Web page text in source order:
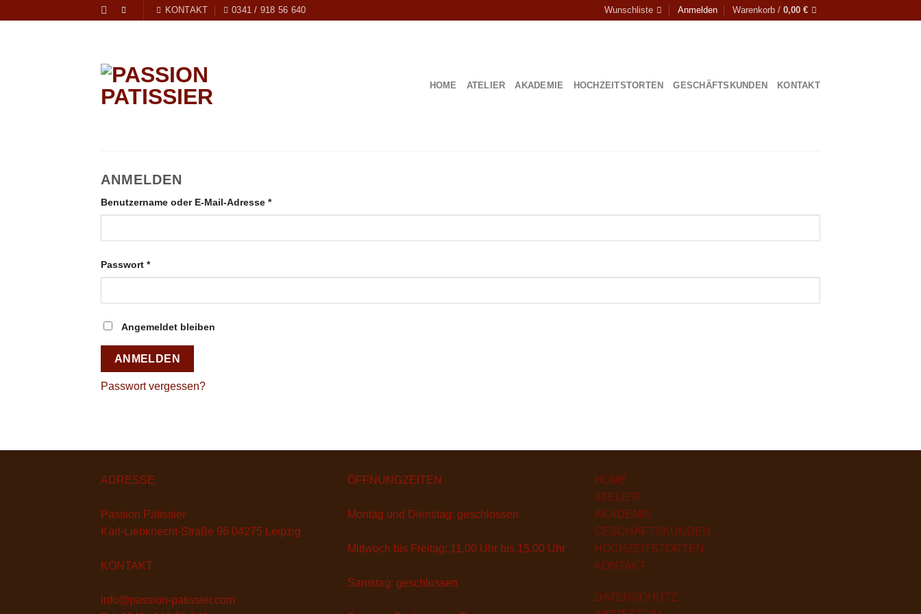
KONTAKT 0341 / 918 56 640 Wunschliste Anmelden Warenkorb /0,00€
HOME ATELIER AKADEMIE HOCHZEITSTORTEN GESCHÄFTSKUNDEN KONTAKT
ANMELDEN
Benutzername oder E-Mail-Adresse *Erforderlich
Passwort *Erforderlich
Angemeldet bleiben
ANMELDEN
Passwort vergessen?
ADRESSE
Passion Patissier
Karl-Liebknecht-Straße 96 04275 Leipzig
KONTAKT
info@passion-patissier.com
ÖFFNUNGZEITEN
Montag und Dienstag: geschlossen
Mittwoch bis Freitag: 11.00 Uhr bis 15.00 Uhr
Samstag: geschlossen
HOME
ATELIER
AKADEMIE
GESCHÄFTSKUNDEN
HOCHZEITSTORTEN
KONTAKT
DATENSCHUTZ